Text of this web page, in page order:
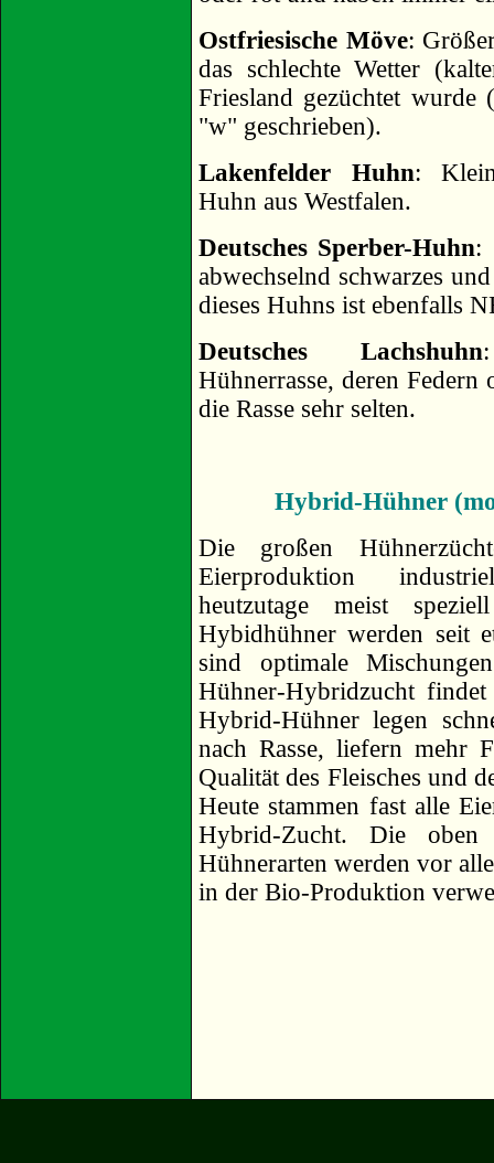
Ostfriesische Möve:
das schlechte Wetter
Friesland gezüchtet wurde
"w" geschrieben).
Lakenfelder Huhn:
Huhn aus Westfalen.
Deutsches Sperber-Huhn:
abwechselnd schwarzes
dieses Huhns ist ebenfalls
Deutsches Lachshuhn
Hühnerrasse, deren
die Rasse sehr selten.
Hybrid-Hühner
Die großen
Eierproduktion
heutzutage meist
Hybidhühner werden seit
sind optimale
Hühner-Hybridzucht
Hybrid-Hühner legen
nach Rasse, liefern mehr
Qualität des Fleisches und
Heute stammen fast alle
Hybrid-Zucht. Die oben
Hühnerarten werden vor
in der Bio-Produktion